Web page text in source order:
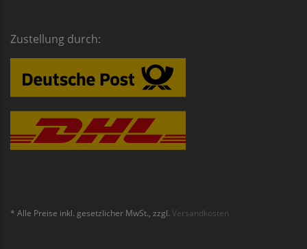
Zustellung durch:
* Alle Preise inkl. gesetzlicher MwSt., zzgl. Versandkosten